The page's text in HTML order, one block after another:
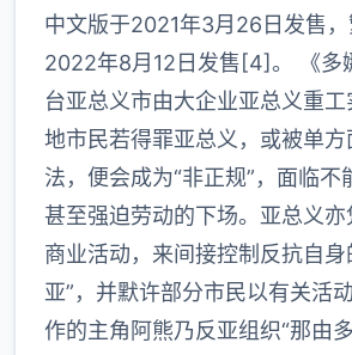
中文版于2021年3月26日发售
2022年8月12日发售[4]。 《多
台亚总义市由大企业亚总义重
地市民若得罪亚总义，或被单方
法，便会成为“非正规”，面临不
甚至强迫劳动的下场。亚总义
商业活动，来间接控制反抗自身
亚”，并默许部分市民以有关活
作的主角阿熊乃反亚组织“那由多